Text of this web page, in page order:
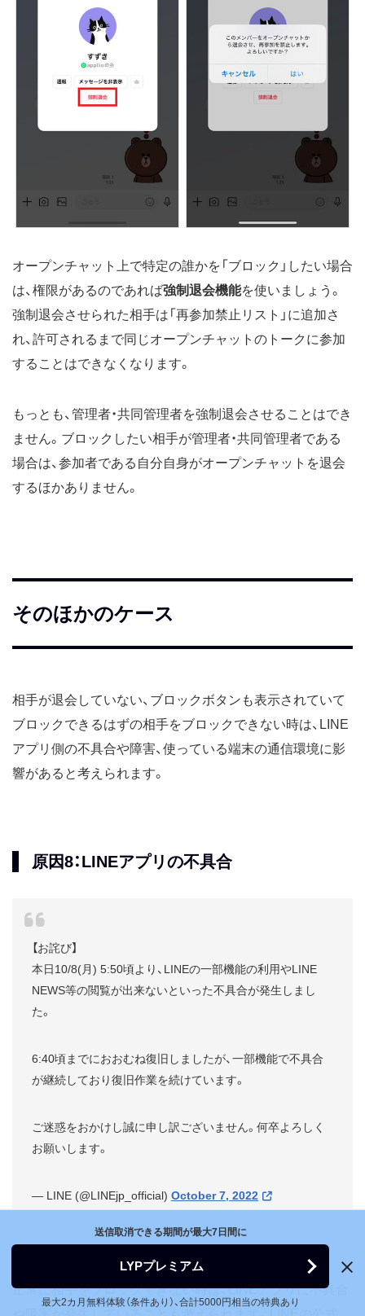
オープンチャット上で特定の誰かを「ブロック」したい場合
は、権限があるのであれば強制退会機能を使いましょう。
強制退会させられた相手は「再参加禁止リスト」に追加さ
れ、許可されるまで同じオープンチャットのトークに参加
することはできなくなります。
もっとも、管理者・共同管理者を強制退会させることはでき
ません。ブロックしたい相手が管理者・共同管理者である
場合は、参加者である自分自身がオープンチャットを退会
するほかありません。
そのほかのケース
相手が退会していない、ブロックボタンも表示されていて
ブロックできるはずの相手をブロックできない時は、LINE
アプリ側の不具合や障害、使っている端末の通信環境に影
響があると考えられます。
原因8：LINEアプリの不具合
【お詫び】
本日10/8(月) 5:50頃より、LINEの一部機能の利用やLINE
NEWS等の閲覧が出来ないといった不具合が発生しまし
た。
6:40頃までにおおむね復旧しましたが、一部機能で不具合
が継続しており復旧作業を続けています。
ご迷惑をおかけし誠に申し訳ございません。何卒よろしく
お願いします。
— LINE (@LINEjp_official) October 7, 2022
正常に相手をブロックできない時は、LINEアプリに不具合
送信取消できる期間が最大7日間に
LYPプレミアム
最大2カ月無料体験（条件あり）、合計5000円相当の特典あり